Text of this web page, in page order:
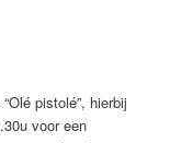
pistolé”, hierbij
voor een